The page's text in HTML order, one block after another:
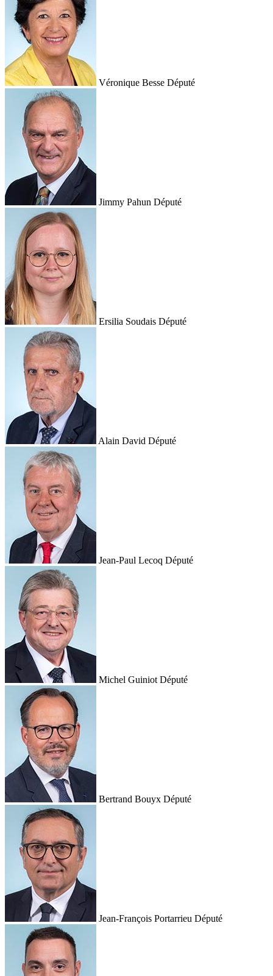
Véronique Besse Député
Jimmy Pahun Député
Ersilia Soudais Député
Alain David Député
Jean-Paul Lecoq Député
Michel Guiniot Député
Bertrand Bouyx Député
Jean-François Portarrieu Député